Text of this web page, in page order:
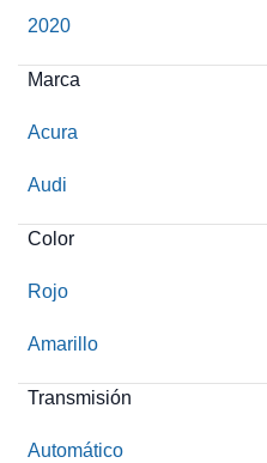
2020
Marca
Acura
Audi
Color
Rojo
Amarillo
Transmisión
Automático